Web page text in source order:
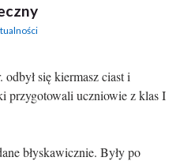
się kiermasz ciast i
przygotowali uczniowie z klas I
błyskawicznie. Były po